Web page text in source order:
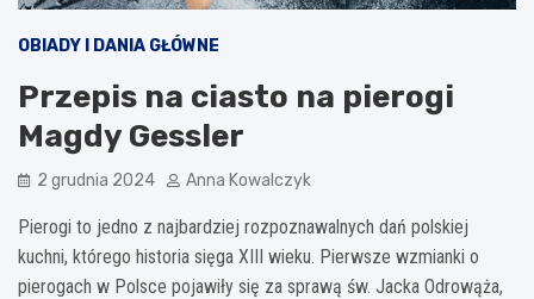
OBIADY I DANIA GŁÓWNE
Przepis na ciasto na pierogi
Magdy Gessler
2 grudnia 2024 Anna Kowalczyk
Pierogi to jedno z najbardziej rozpoznawalnych dań polskiej
kuchni, którego historia sięga XIII wieku. Pierwsze wzmianki o
pierogach w Polsce pojawiły się za sprawą św. Jacka Odrowąża,